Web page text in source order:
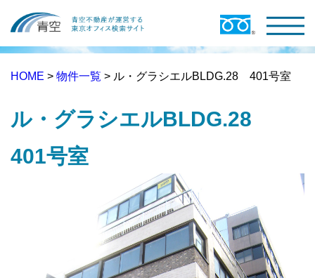
HOME > 物件一覧 > ル・グラシエルBLDG.28 401号室
ル・グラシエルBLDG.28
401号室